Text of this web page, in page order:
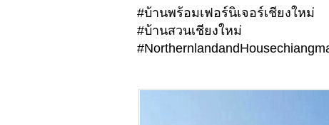
#บ้านพร้อมเฟอร์นิเจอร์เชียงใหม่
#บ้านสวนเชียงใหม่